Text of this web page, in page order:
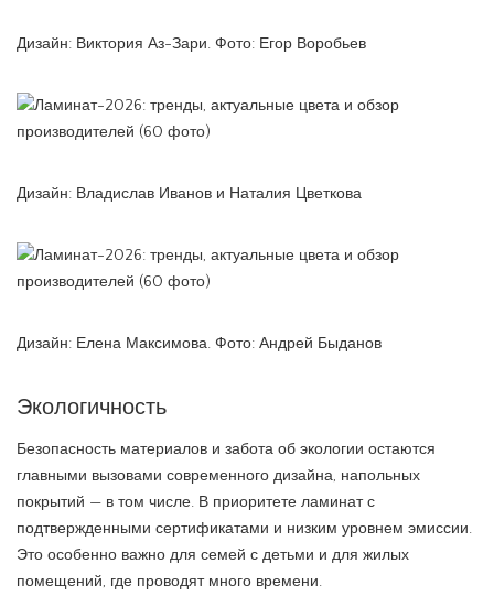
Дизайн: Виктория Аз-Зари. Фото: Егор Воробьев
Дизайн: Владислав Иванов и Наталия Цветкова
Дизайн: Елена Максимова. Фото: Андрей Быданов
Экологичность
Безопасность материалов и забота об экологии остаются
главными вызовами современного дизайна, напольных
покрытий — в том числе. В приоритете ламинат с
подтвержденными сертификатами и низким уровнем эмиссии.
Это особенно важно для семей с детьми и для жилых
помещений, где проводят много времени.